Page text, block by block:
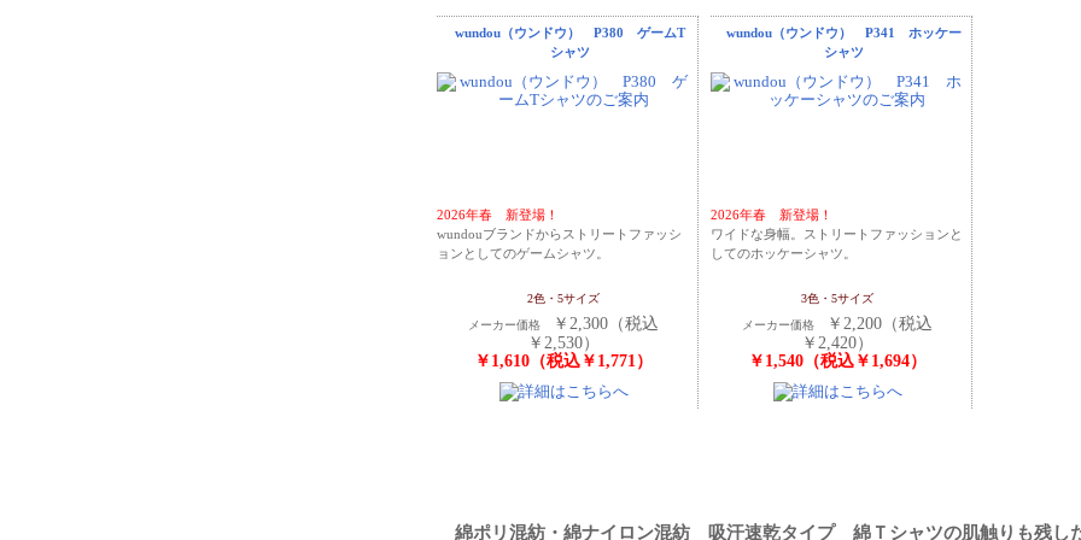
wundou（ウンドウ） P380 ゲームT
シャツ
2026年春 新登場！
wundouブランドからストリートファッシ
ョンとしてのゲームシャツ。
2色・5サイズ
メーカー価格
￥2,300（税込
￥2,530）
￥1,610（税込￥1,771）
wundou（ウンドウ） P341 ホッケー
シャツ
2026年春 新登場！
ワイドな身幅。ストリートファッションと
してのホッケーシャツ。
3色・5サイズ
メーカー価格
￥2,200（税込
￥2,420）
￥1,540（税込￥1,694）
綿ポリ混紡・綿ナイロン混紡 吸汗速乾タイプ 綿Ｔシャツの肌触りも残し